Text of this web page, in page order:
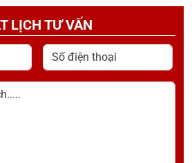
LỊCH TƯ VẤN
Số điện thoại